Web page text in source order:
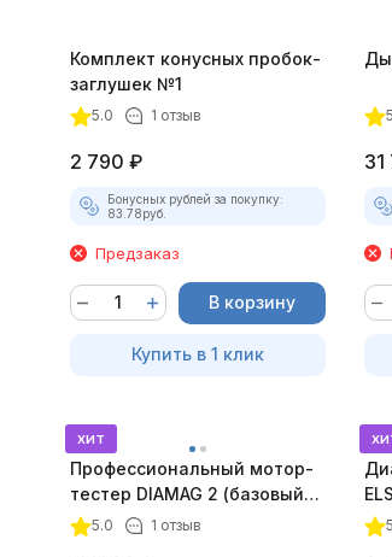
Комплект конусных пробок-
заглушек №1
5.0 1 отзыв
2 790 ₽
Бонусных рублей за покупку:
83.78руб.
Предзаказ
В корзину
Купить в 1 клик
31
хит
Профессиональный мотор-
тестер DIAMAG 2 (базовый
комплект)
5.0 1 отзыв